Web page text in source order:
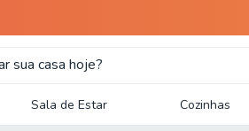
Sala de Estar Cozinhas